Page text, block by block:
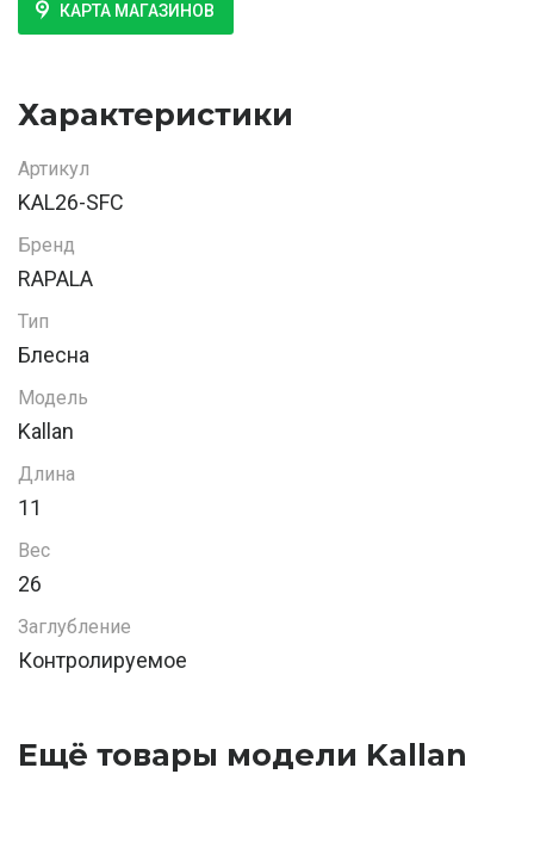
КАРТА МАГАЗИНОВ
Характеристики
Артикул
KAL26-SFC
Бренд
RAPALA
Тип
Блесна
Модель
Kallan
Длина
11
Вес
26
Заглубление
Контролируемое
Ещё товары модели Kallan